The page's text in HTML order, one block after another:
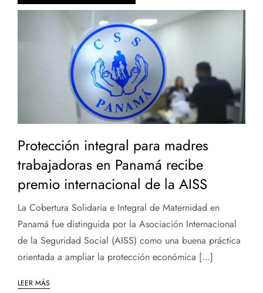
Protección integral para madres
trabajadoras en Panamá recibe
premio internacional de la AISS
La Cobertura Solidaria e Integral de Maternidad en
Panamá fue distinguida por la Asociación Internacional
de la Seguridad Social (AISS) como una buena práctica
orientada a ampliar la protección económica […]
LEER MÁS